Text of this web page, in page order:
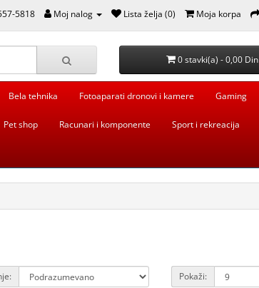
5818 Moj nalog Lista želja (0) Moja korpa
0 stavki(a) - 0,00 Din
Bela tehnika Fotoaparati dronovi i kamere Gaming
Pet shop Racunari i komponente Sport i rekreacija
Pokaži: